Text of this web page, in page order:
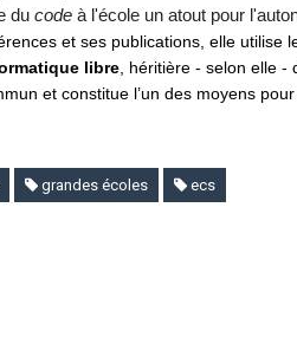
du code à l'école un atout pour
et ses publications, elle utilise
libre , héritière - selon elle
et constitue l’un des moyens
grandes écoles ecs